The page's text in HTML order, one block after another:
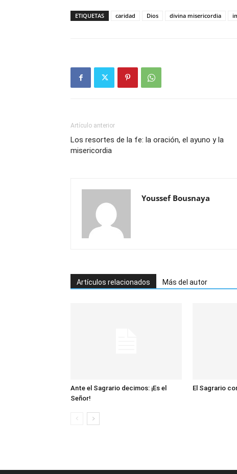
ETIQUETAS caridad Dios divina misericordia
Artículo anterior
Los resortes de la fe: la oración, el ayuno y la
misericordia
Youssef Bousnaya
Artículos relacionados Más del autor
Ante el Sagrario decimos: ¡Es el
Señor!
El Sagrario